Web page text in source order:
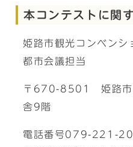
本コンテストに関
姫路市観光コンベン
都市会議担当
〒670-8501 姫路市
舎9階
電話番号079-221-